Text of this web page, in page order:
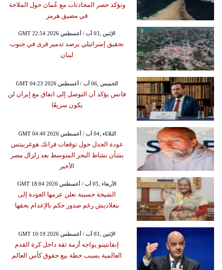
وتؤكد حصر المحادثات مع عُمان حول الملاحة
في مضيق هرمز
GMT 22:54 2026 الإثنين ,03 آب / أغسطس
تحقيق إسرائيلي يرصد تدمير قرى في جنوب
لبنان
GMT 04:23 2026 الخميس ,06 آب / أغسطس
فانس يؤكد أن التوصل إلى اتفاق مع إيران لن
يكون سريعًا
GMT 04:40 2026 الثلاثاء ,04 آب / أغسطس
عودة الجدل حول توقعات فرانك هوغربيتس
بشأن نشاط البحر المتوسط بعد زلزال مصر
الأخير
GMT 18:04 2026 الأربعاء ,05 آب / أغسطس
الشيخة حسينة تعلن عزمها العودة إلى
بنغلاديش رغم صدور حكم بالإعدام بحقها
GMT 10:19 2026 الإثنين ,03 آب / أغسطس
إنفانتينو يواجه أزمة ثقة داخل كرة القدم
العالمية بسبب خطة بيع حقوق كأس العالم